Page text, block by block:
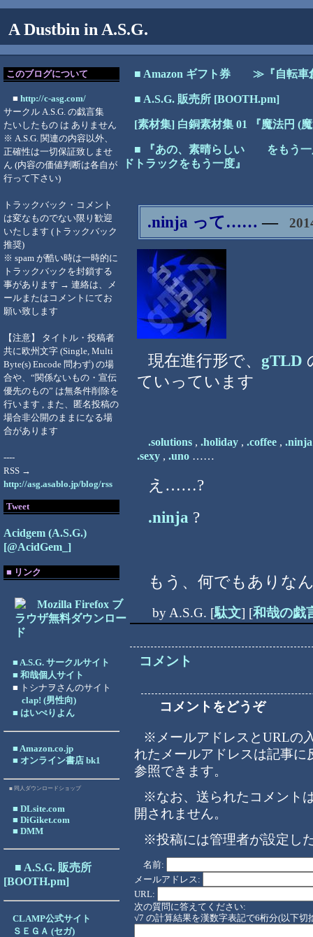
A Dustbin in A.S.G.
このブログについて
■ http://c-asg.com/
サークル A.S.G. の戯言集
たいしたもの は ありません
※ A.S.G. 関連の内容以外、
正確性は一切保証致しませ
ん (内容の価値判断は各自が
行って下さい)
トラックバック・コメント
は変なものでない限り歓迎
いたします (トラックバック
推奨)
※ spam が酷い時は一時的に
トラックバックを封鎖する
事があります → 連絡は、メ
ールまたはコメントにてお
願い致します
【注意】 タイトル・投稿者
共に欧州文字 (Single, Multi
Byte(s) Encode 問わず) の場
合や、“関係ないもの・宣伝
優先のもの” は無条件削除を
行います , また、匿名投稿の
場合非公開のままになる場
合があります
----
RSS →
http://asg.asablo.jp/blog/rss
Tweet
Acidgem (A.S.G.)
[@AcidGem_]
■ リンク
■ A.S.G. サークルサイト
■ 和哉個人サイト
■ トシナヲさんのサイト
clap! (男性向)
■ はいぺりよん
■ Amazon.co.jp
■ オンライン書店 bk1
■ 同人ダウンロードショップ
■ DLsite.com
■ DiGiket.com
■ DMM
■ A.S.G. 販売所
[BOOTH.pm]
CLAMP公式サイト
ＳＥＧＡ (セガ)
■ Amazon ギフト券 ≫『自転車
■ A.S.G. 販売所 [BOOTH.pm]
[素材集] 白銅素材集 01 『魔法円 (
■ 『あの、素晴らしい をもう一
ドトラックをもう一度』
.ninja って…… ―
現在進行形で、 gTLD
ていっています
.solutions ,.holiday ,.coffee ,.ninja
.sexy ,.uno ……
え……?
.ninja ?
もう、何でもあり
byA.S.G. [駄文] [和哉の戯
コメント
コメントをどうぞ
※メールアドレスとURLの
れたメールアドレスは記事
参照できます。
※なお、送られたコメント
開されません。
※投稿には管理者が設定し
名前:
メールアドレス:
URL:
次の質問に答えてください:
√7 の計算結果を漢数字表記で6桁分(以下